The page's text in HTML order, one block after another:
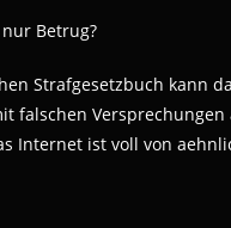
Betrug?
Strafgesetzbuch kann
falschen
Internet ist voll von